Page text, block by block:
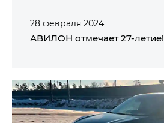
28 февраля 2024
АВИЛОН отмечает 27-летие!